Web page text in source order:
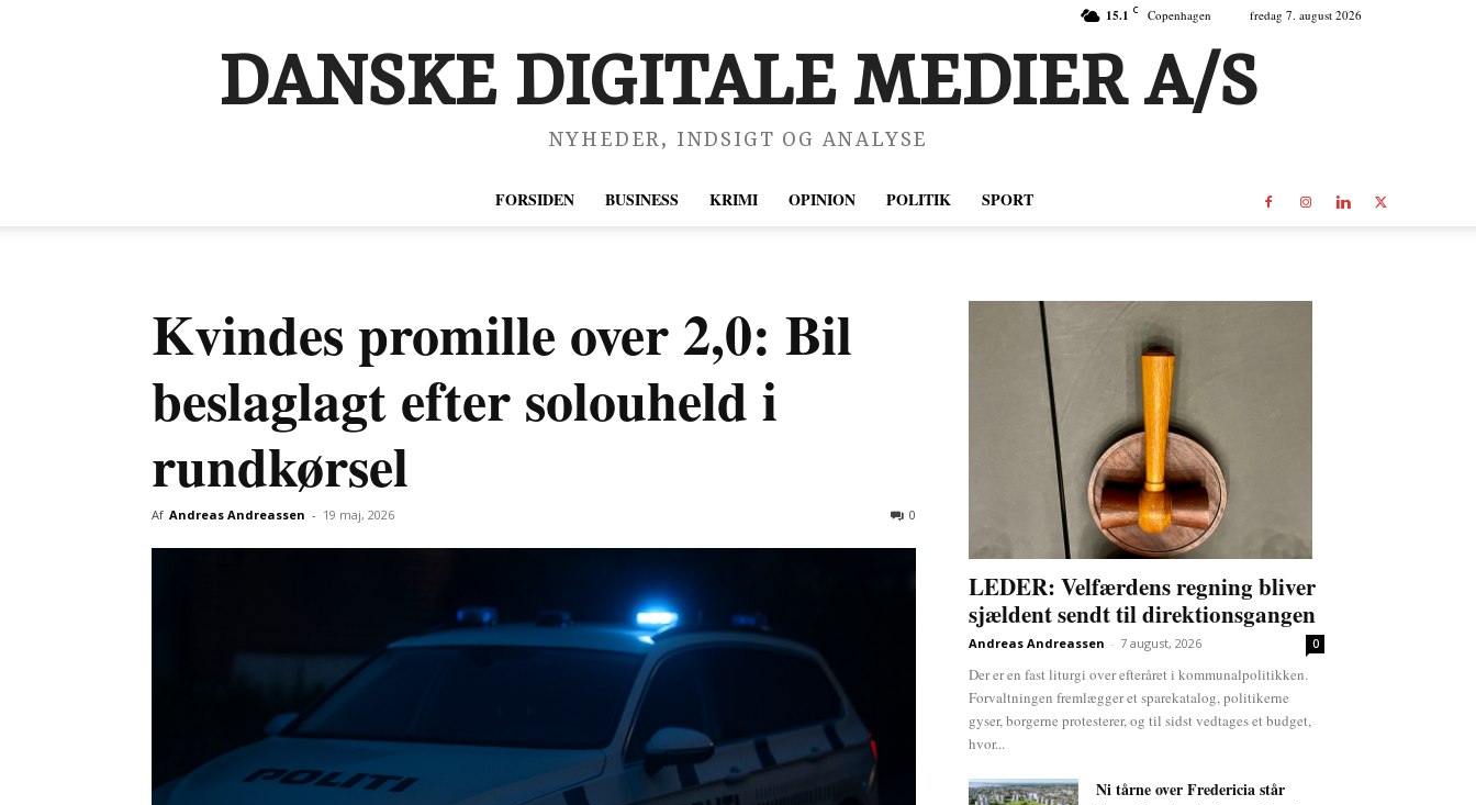
15.1 C Copenhagen fredag 7. august 2026
DANSKE DIGITALE MEDIER A/S
NYHEDER, INDSIGT OG ANALYSE
FORSIDEN BUSINESS KRIMI OPINION POLITIK SPORT
Kvindes promille over 2,0: Bil
beslaglagt efter solouheld i
rundkørsel
Af Andreas Andreassen - 19 maj, 2026 0
LEDER: Velfærdens regning bliver
sjældent sendt til direktionsgangen
Andreas Andreassen - 7 august, 2026 0
Der er en fast liturgi over efteråret i kommunalpolitikken.
Forvaltningen fremlægger et sparekatalog, politikerne
gyser, borgerne protesterer, og til sidst vedtages et budget,
hvor...
Ni tårne over Fredericia står